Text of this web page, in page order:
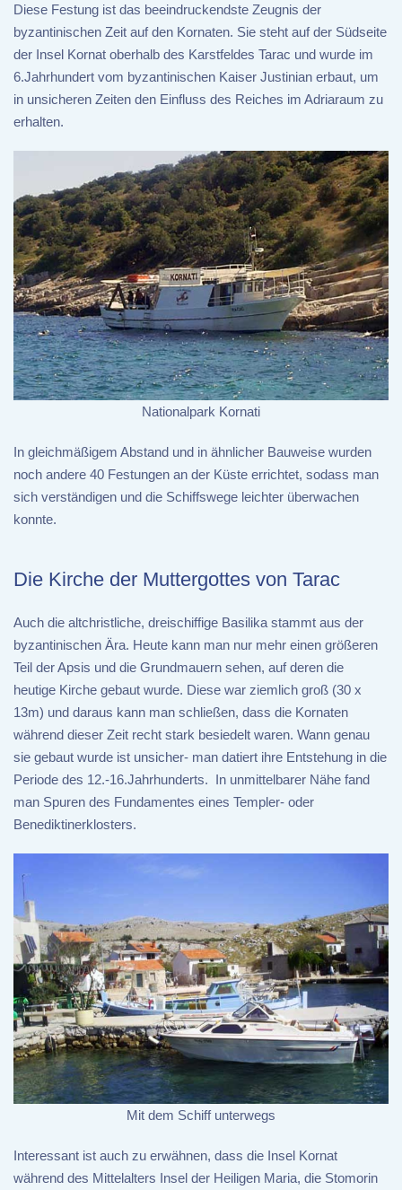
Diese Festung ist das beeindruckendste Zeugnis der
byzantinischen Zeit auf den Kornaten. Sie steht auf der Südseite
der Insel Kornat oberhalb des Karstfeldes Tarac und wurde im
6.Jahrhundert vom byzantinischen Kaiser Justinian erbaut, um
in unsicheren Zeiten den Einfluss des Reiches im Adriaraum zu
erhalten.
Nationalpark Kornati
In gleichmäßigem Abstand und in ähnlicher Bauweise wurden
noch andere 40 Festungen an der Küste errichtet, sodass man
sich verständigen und die Schiffswege leichter überwachen
konnte.
Die Kirche der Muttergottes von Tarac
Auch die altchristliche, dreischiffige Basilika stammt aus der
byzantinischen Ära. Heute kann man nur mehr einen größeren
Teil der Apsis und die Grundmauern sehen, auf deren die
heutige Kirche gebaut wurde. Diese war ziemlich groß (30 x
13m) und daraus kann man schließen, dass die Kornaten
während dieser Zeit recht stark besiedelt waren. Wann genau
sie gebaut wurde ist unsicher- man datiert ihre Entstehung in die
Periode des 12.-16.Jahrhunderts. In unmittelbarer Nähe fand
man Spuren des Fundamentes eines Templer- oder
Benediktinerklosters.
Mit dem Schiff unterwegs
Interessant ist auch zu erwähnen, dass die Insel Kornat
während des Mittelalters Insel der Heiligen Maria, die Stomorin